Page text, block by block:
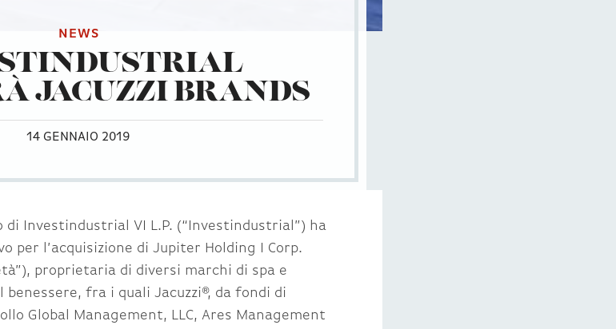
NEWS
JACUZZI BRANDS
14 GENNAIO 2019
Investindustrial VI L.P. (“Investindustrial”) ha
per l’acquisizione di Jupiter Holding I Corp.
proprietaria di diversi marchi di spa e
fra i quali Jacuzzi®, da fondi di
Global Management, LLC, Ares Management